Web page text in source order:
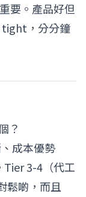
要。產品好但
tight，分分鐘
？
成本優勢
Tier 3-4（代工
鬆啲，而且